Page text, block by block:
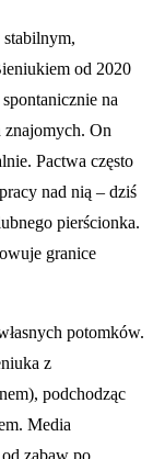
stabilnym,
od 2020
na
znajomych. On
Pactwa często
nad nią – dziś
pierścionka.
granice
potomków.
z
podchodząc
Media
zabaw po